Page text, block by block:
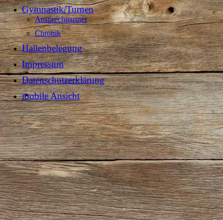
Gymnastik/Turnen
Ansprechpartner
Chronik
Hallenbelegung
Impressum
Datenschutzerklärung
mobile Ansicht